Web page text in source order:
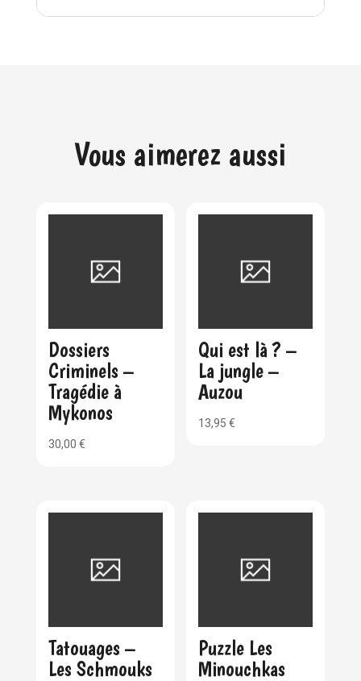
Vous aimerez aussi
Dossiers
Criminels –
Tragédie à
Mykonos
30,00 €
Qui est là ? –
La jungle –
Auzou
13,95€
Tatouages –
Les Schmouks
Puzzle Les
Minouchkas